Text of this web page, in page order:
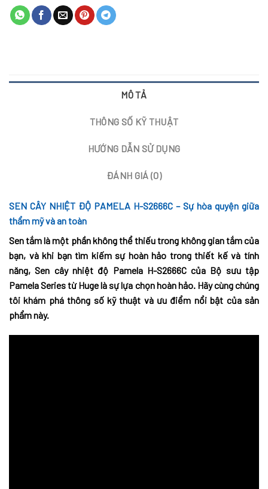
MÔ TẢ
THÔNG SỐ KỸ THUẬT
HƯỚNG DẪN SỬ DỤNG
ĐÁNH GIÁ (0)
SEN CÂY NHIỆT ĐỘ PAMELA H-S2666C – Sự hòa quyện giữa
thẩm mỹ và an toàn
Sen tắm là một phần không thể thiếu trong không gian tắm của
bạn, và khi bạn tìm kiếm sự hoàn hảo trong thiết kế và tính
năng, Sen cây nhiệt độ Pamela H-S2666Ccủa Bộ sưu tập
Pamela Series từ Huge là sự lựa chọn hoàn hảo. Hãy cùng chúng
tôi khám phá thông số kỹ thuật và ưu điểm nổi bật của sản
phẩm này.